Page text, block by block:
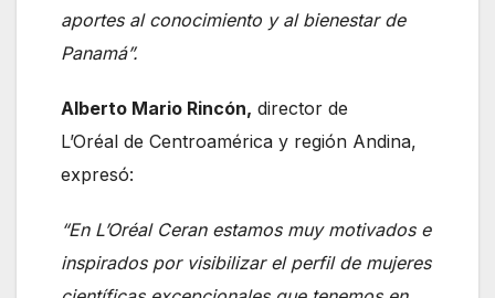
aportes al conocimiento y al bienestar de
Panamá”.
Alberto Mario Rincón, director de
L’Oréal de Centroamérica y región Andina,
expresó:
“En L’Oréal Ceranestamos muy motivados e
inspirados por visibilizar el perfil de mujeres